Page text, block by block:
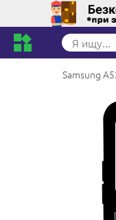
Samsung